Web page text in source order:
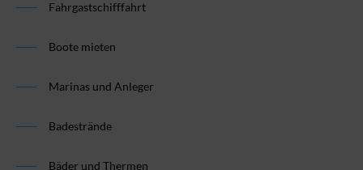
Fahrgastschifffahrt
Boote mieten
Marinas und Anleger
Badestrände
Bäder und Thermen